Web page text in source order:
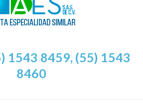
1543 8459, (55) 1543
8460